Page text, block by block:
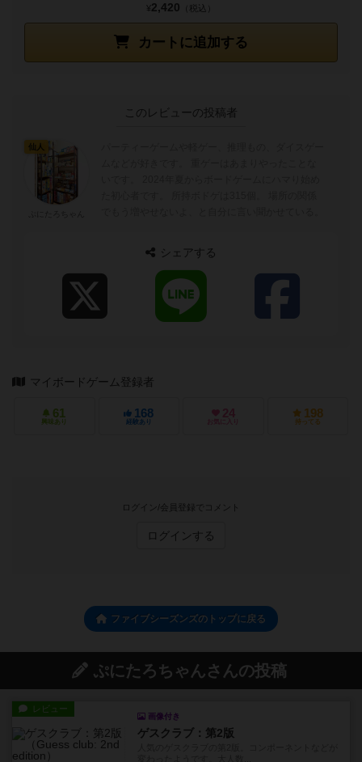
カートに追加する
¥2,420 （税込）
このレビューの投稿者
仙人
シェアする
マイボードゲーム登録者
61
興味あり
168
経験あり
24
お気に入り
198
持ってる
ログイン/会員登録でコメント
ログインする
ファイブシーズンズのトップに戻る
ぷにたろちゃんさんの投稿
レビュー
画像付き
ゲスクラブ：第2版